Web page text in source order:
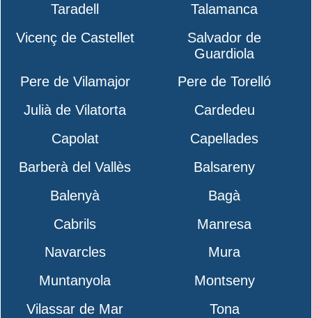
Taradell
Talamanca
Vicenç de Castellet
Salvador de
Guardiola
Pere de Vilamajor
Pere de Torelló
Julià de Vilatorta
Cardedeu
Capolat
Capellades
Barberà del Vallès
Balsareny
Balenyà
Bagà
Cabrils
Manresa
Navarcles
Mura
Muntanyola
Montseny
Vilassar de Mar
Tona